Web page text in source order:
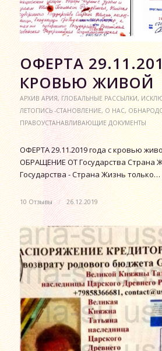
ОФЕРТА
КРОВЬЮ ЖИВОЙ
АРХИВ АРИЯ,ГЛОБАЛЬНЫЕ РАССЫЛКИ,
ЛЕТОПИСЬ -СТАНОВЛЕНИЕ,О НАС,
ПРАВОУСТАНАВЛИВАЮЩИЕ ДОКУМЕНТЫ
ОФЕРТА 29.11.2019 года с кровью
ОБРАЩЕНИЕ ОТ Государства Страна
Государства - Страна Жизнь только…
10 Отзывы / 26.12.2019